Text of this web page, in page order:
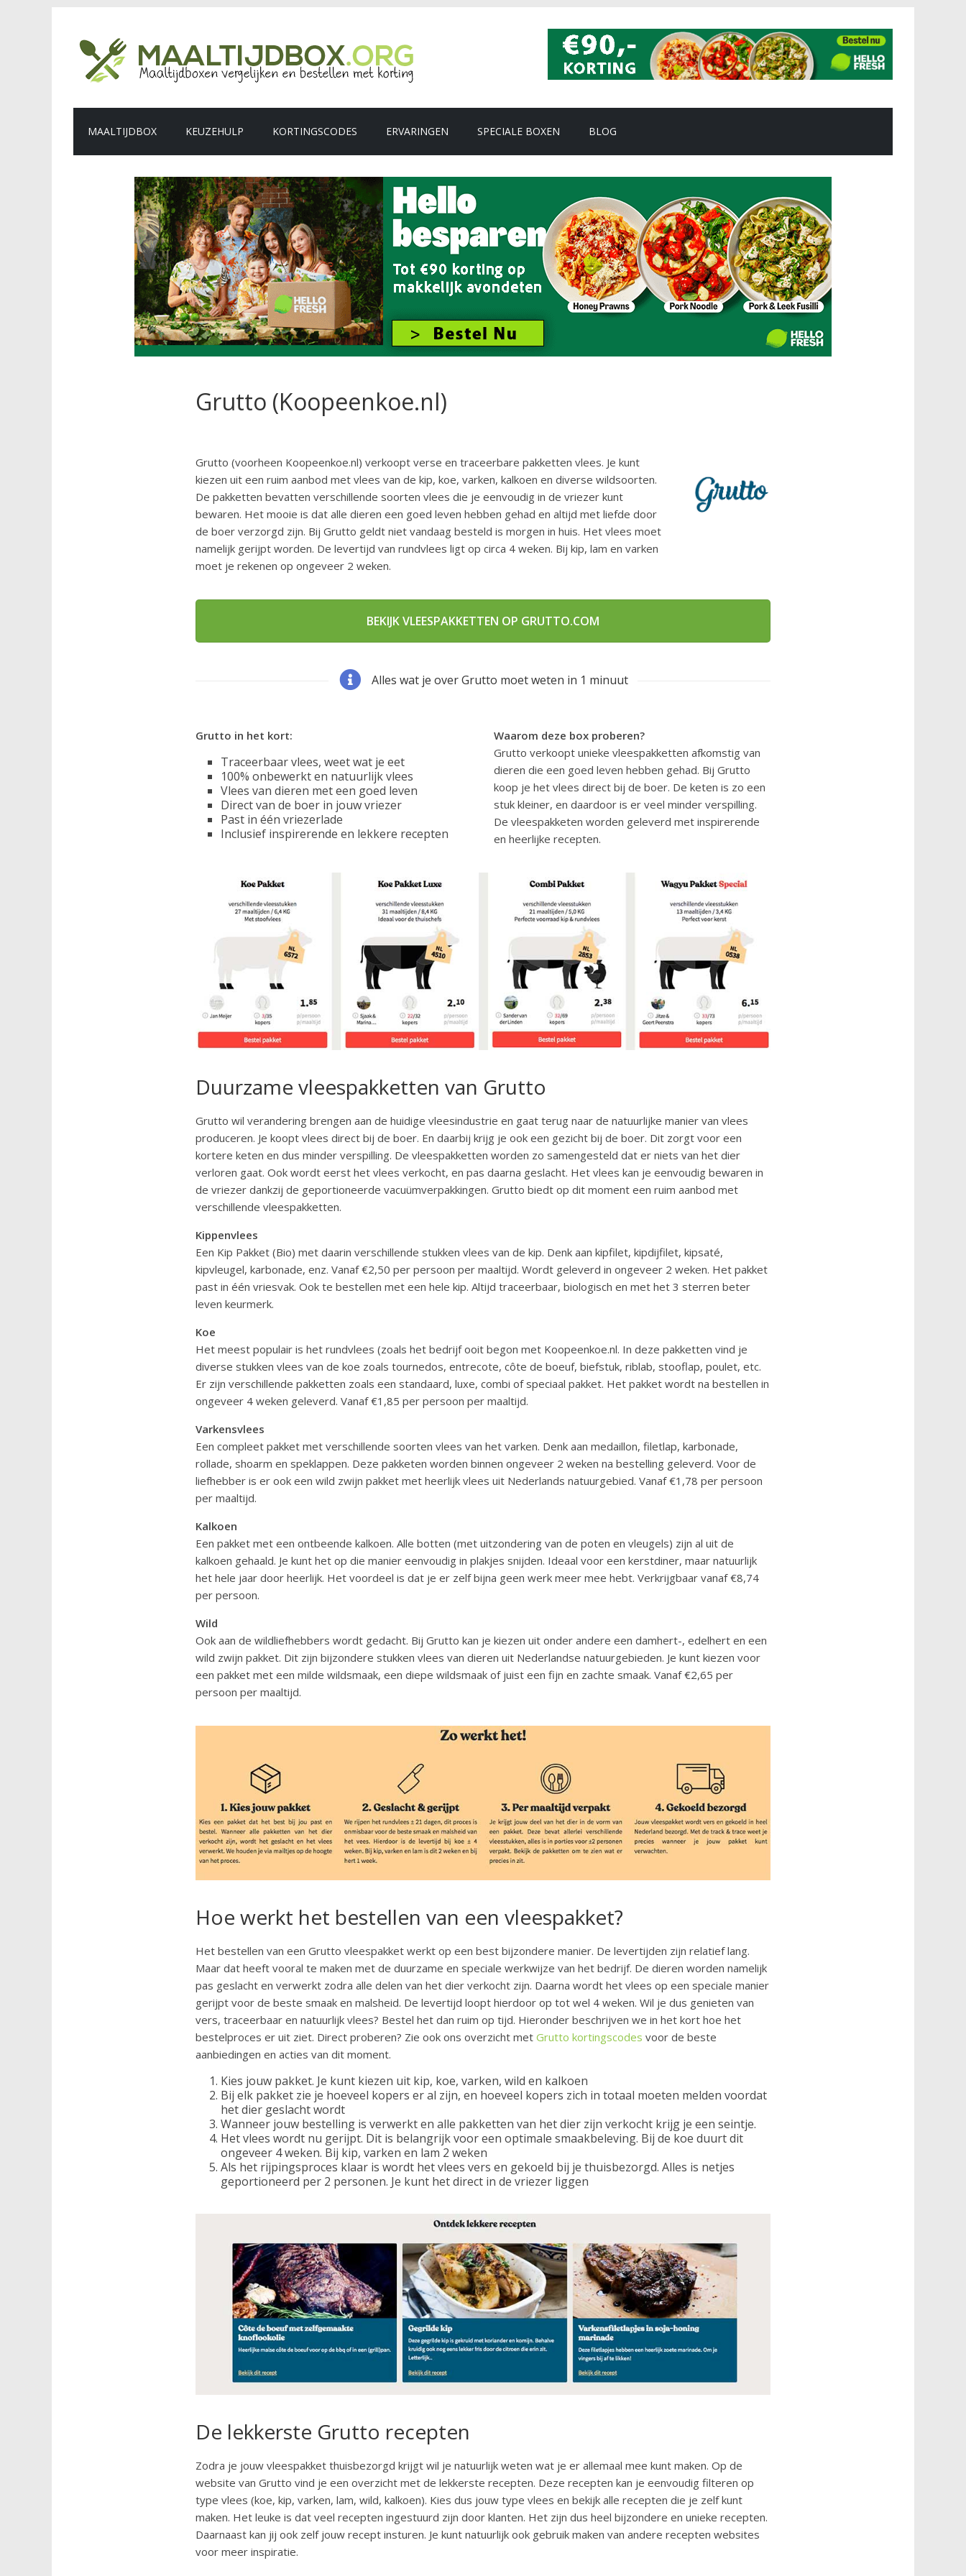
MAALTIJDBOX KEUZEHULP KORTINGSCODES ERVARINGEN SPECIALE BOXEN BLOG
Grutto (Koopeenkoe.nl)
Grutto (voorheen Koopeenkoe.nl) verkoopt verse en traceerbare pakketten vlees. Je kunt
kiezen uit een ruim aanbod met vlees van de kip, koe, varken, kalkoen en diverse wildsoorten.
De pakketten bevatten verschillende soorten vlees die je eenvoudig in de vriezer kunt
bewaren. Het mooie is dat alle dieren een goed leven hebben gehad en altijd met liefde door
de boer verzorgd zijn. Bij Grutto geldt niet vandaag besteld is morgen in huis. Het vlees moet
namelijk gerijpt worden. De levertijd van rundvlees ligt op circa 4 weken. Bij kip, lam en varken
moet je rekenen op ongeveer 2 weken.
BEKIJK VLEESPAKKETTEN OP GRUTTO.COM
Alles wat je over Grutto moet weten in 1 minuut
Grutto in het kort:
Traceerbaar vlees, weet wat je eet
100% onbewerkt en natuurlijk vlees
Vlees van dieren met een goed leven
Direct van de boer in jouw vriezer
Past in één vriezerlade
Inclusief inspirerende en lekkere recepten
Waarom deze box proberen?
Grutto verkoopt unieke vleespakketten afkomstig van
dieren die een goed leven hebben gehad. Bij Grutto
koop je het vlees direct bij de boer. De keten is zo een
stuk kleiner, en daardoor is er veel minder verspilling.
De vleespakketen worden geleverd met inspirerende
en heerlijke recepten.
Duurzame vleespakketten van Grutto
Grutto wil verandering brengen aan de huidige vleesindustrie en gaat terug naar de natuurlijke manier van vlees
produceren. Je koopt vlees direct bij de boer. En daarbij krijg je ook een gezicht bij de boer. Dit zorgt voor een
kortere keten en dus minder verspilling. De vleespakketten worden zo samengesteld dat er niets van het dier
verloren gaat. Ook wordt eerst het vlees verkocht, en pas daarna geslacht. Het vlees kan je eenvoudig bewaren in
de vriezer dankzij de geportioneerde vacuümverpakkingen. Grutto biedt op dit moment een ruim aanbod met
verschillende vleespakketten.
Kippenvlees
Een Kip Pakket (Bio) met daarin verschillende stukken vlees van de kip. Denk aan kipfilet, kipdijfilet, kipsaté,
kipvleugel, karbonade, enz. Vanaf €2,50 per persoon per maaltijd. Wordt geleverd in ongeveer 2 weken. Het pakket
past in één vriesvak. Ook te bestellen met een hele kip. Altijd traceerbaar, biologisch en met het 3 sterren beter
leven keurmerk.
Koe
Het meest populair is het rundvlees (zoals het bedrijf ooit begon met Koopeenkoe.nl. In deze pakketten vind je
diverse stukken vlees van de koe zoals tournedos, entrecote, côte de boeuf, biefstuk, riblab, stooflap, poulet, etc.
Er zijn verschillende pakketten zoals een standaard, luxe, combi of speciaal pakket. Het pakket wordt na bestellen in
ongeveer 4 weken geleverd. Vanaf €1,85 per persoon per maaltijd.
Varkensvlees
Een compleet pakket met verschillende soorten vlees van het varken. Denk aan medaillon, filetlap, karbonade,
rollade, shoarm en speklappen. Deze pakketen worden binnen ongeveer 2 weken na bestelling geleverd. Voor de
liefhebber is er ook een wild zwijn pakket met heerlijk vlees uit Nederlands natuurgebied. Vanaf €1,78 per persoon
per maaltijd.
Kalkoen
Een pakket met een ontbeende kalkoen. Alle botten (met uitzondering van de poten en vleugels) zijn al uit de
kalkoen gehaald. Je kunt het op die manier eenvoudig in plakjes snijden. Ideaal voor een kerstdiner, maar natuurlijk
het hele jaar door heerlijk. Het voordeel is dat je er zelf bijna geen werk meer mee hebt. Verkrijgbaar vanaf €8,74
per persoon.
Wild
Ook aan de wildliefhebbers wordt gedacht. Bij Grutto kan je kiezen uit onder andere een damhert-, edelhert en een
wild zwijn pakket. Dit zijn bijzondere stukken vlees van dieren uit Nederlandse natuurgebieden. Je kunt kiezen voor
een pakket met een milde wildsmaak, een diepe wildsmaak of juist een fijn en zachte smaak. Vanaf €2,65 per
persoon per maaltijd.
Hoe werkt het bestellen van een vleespakket?
Het bestellen van een Grutto vleespakket werkt op een best bijzondere manier. De levertijden zijn relatief lang.
Maar dat heeft vooral te maken met de duurzame en speciale werkwijze van het bedrijf. De dieren worden namelijk
pas geslacht en verwerkt zodra alle delen van het dier verkocht zijn. Daarna wordt het vlees op een speciale manier
gerijpt voor de beste smaak en malsheid. De levertijd loopt hierdoor op tot wel 4 weken. Wil je dus genieten van
vers, traceerbaar en natuurlijk vlees? Bestel het dan ruim op tijd. Hieronder beschrijven we in het kort hoe het
bestelproces er uit ziet. Direct proberen? Zie ook ons overzicht met Grutto kortingscodes voor de beste
aanbiedingen en acties van dit moment.
Kies jouw pakket. Je kunt kiezen uit kip, koe, varken, wild en kalkoen
Bij elk pakket zie je hoeveel kopers er al zijn, en hoeveel kopers zich in totaal moeten melden voordat
het dier geslacht wordt
Wanneer jouw bestelling is verwerkt en alle pakketten van het dier zijn verkocht krijg je een seintje.
Het vlees wordt nu gerijpt. Dit is belangrijk voor een optimale smaakbeleving. Bij de koe duurt dit
ongeveer 4 weken. Bij kip, varken en lam 2 weken
Als het rijpingsproces klaar is wordt het vlees vers en gekoeld bij je thuisbezorgd. Alles is netjes
geportioneerd per 2 personen. Je kunt het direct in de vriezer liggen
De lekkerste Grutto recepten
Zodra je jouw vleespakket thuisbezorgd krijgt wil je natuurlijk weten wat je er allemaal mee kunt maken. Op de
website van Grutto vind je een overzicht met de lekkerste recepten. Deze recepten kan je eenvoudig filteren op
type vlees (koe, kip, varken, lam, wild, kalkoen). Kies dus jouw type vlees en bekijk alle recepten die je zelf kunt
maken. Het leuke is dat veel recepten ingestuurd zijn door klanten. Het zijn dus heel bijzondere en unieke recepten.
Daarnaast kan jij ook zelf jouw recept insturen. Je kunt natuurlijk ook gebruik maken van andere recepten websites
voor meer inspiratie.